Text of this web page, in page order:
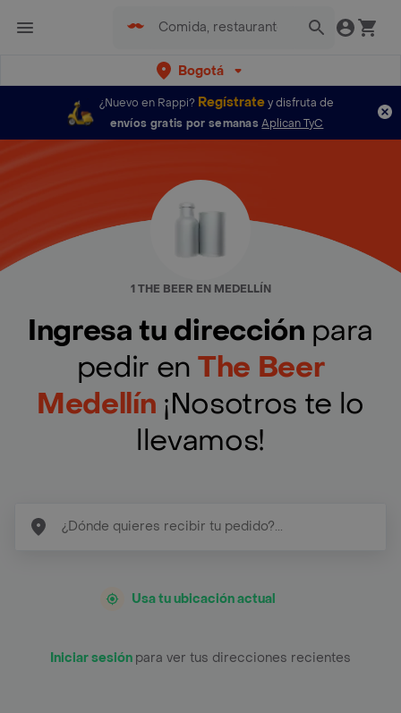
Bogotá
¿Nuevo en Rappi? Regístratey disfruta de
envíos gratis por semanas Aplican TyC
1 THE BEER EN MEDELLÍN
Ingresa tu dirección para
pedir en The Beer
Medellín ¡Nosotros te lo
llevamos!
Usa tu ubicación actual
Iniciar sesión para ver tus direcciones recientes